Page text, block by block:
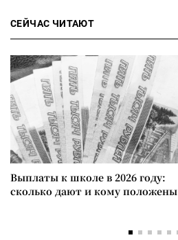
СЕЙЧАС ЧИТАЮТ
Выплаты к школе в 2026 году:
сколько дают и кому положены